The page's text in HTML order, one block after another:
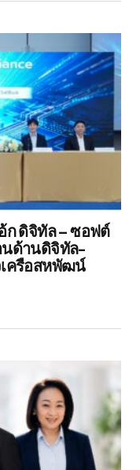
ก ดิจิทัล – ซอฟต์
นด้านดิจิทัล-
เครือสหพัฒน์